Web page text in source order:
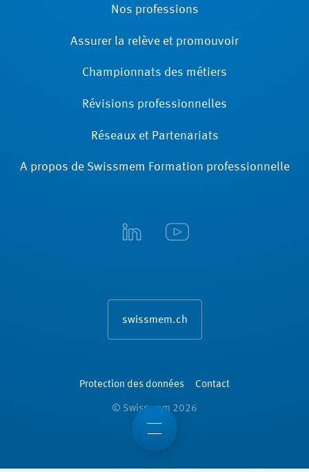
Nos professions
Assurer la relève et promouvoir
Championnats des métiers
Révisions ­professionnelles
Réseaux et Partenariats
A propos de Swissmem Formation ­professionnelle
swissmem.ch
Protection des données Contact
© Swissmem 2026